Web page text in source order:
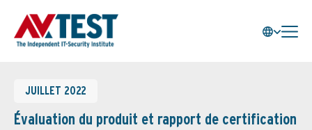
JUILLET 2022
Évaluation du produit et rapport de certification